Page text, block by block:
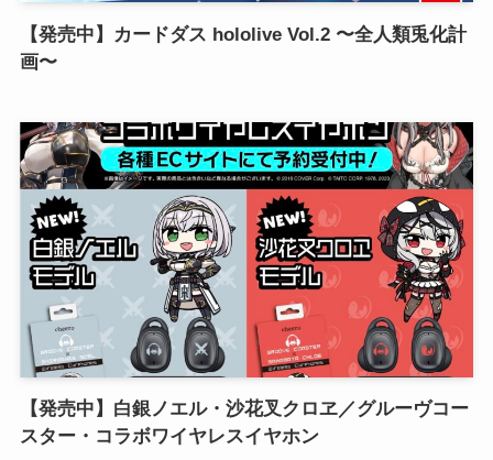
【発売中】カードダス hololive Vol.2 〜全人類兎化計
画〜
【発売中】白銀ノエル・沙花叉クロヱ／グルーヴコー
スター・コラボワイヤレスイヤホン